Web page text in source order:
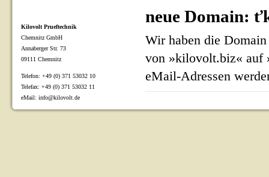
neue Domain:
Wir haben die
von »kilovolt.biz« auf
eMail-Adressen
Kilovolt Prueftechnik
Chemnitz GmbH
Annaberger Str. 73
09111 Chemnitz
Telefon: +49 (0) 371 53032 10
Telefax: +49 (0) 371 53032 11
eMail: info@kilovolt.de